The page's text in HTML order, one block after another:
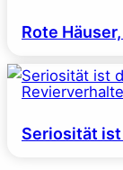
Rote
Seriosität